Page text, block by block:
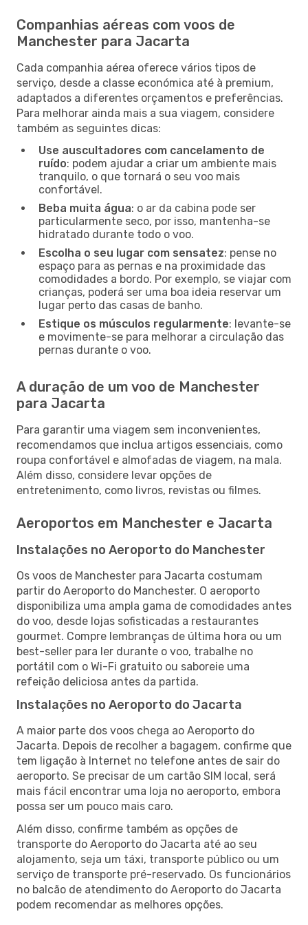
Companhias aéreas com voos de
Manchester para Jacarta
Cada companhia aérea oferece vários tipos de
serviço, desde a classe económica até à premium,
adaptados a diferentes orçamentos e preferências.
Para melhorar ainda mais a sua viagem, considere
também as seguintes dicas:
Use auscultadores com cancelamento de
ruído: podem ajudar a criar um ambiente mais
tranquilo, o que tornará o seu voo mais
confortável.
Beba muita água: o ar da cabina pode ser
particularmente seco, por isso, mantenha-se
hidratado durante todo o voo.
Escolha o seu lugar com sensatez: pense no
espaço para as pernas e na proximidade das
comodidades a bordo. Por exemplo, se viajar com
crianças, poderá ser uma boa ideia reservar um
lugar perto das casas de banho.
Estique os músculos regularmente: levante-se
e movimente-se para melhorar a circulação das
pernas durante o voo.
A duração de um voo de Manchester
para Jacarta
Para garantir uma viagem sem inconvenientes,
recomendamos que inclua artigos essenciais, como
roupa confortável e almofadas de viagem, na mala.
Além disso, considere levar opções de
entretenimento, como livros, revistas ou filmes.
Aeroportos em Manchester e Jacarta
Instalações no Aeroporto do Manchester
Os voos de Manchester para Jacarta costumam
partir do Aeroporto do Manchester. O aeroporto
disponibiliza uma ampla gama de comodidades antes
do voo, desde lojas sofisticadas a restaurantes
gourmet. Compre lembranças de última hora ou um
best-seller para ler durante o voo, trabalhe no
portátil com o Wi-Fi gratuito ou saboreie uma
refeição deliciosa antes da partida.
Instalações no Aeroporto do Jacarta
A maior parte dos voos chega ao Aeroporto do
Jacarta. Depois de recolher a bagagem, confirme que
tem ligação à Internet no telefone antes de sair do
aeroporto. Se precisar de um cartão SIM local, será
mais fácil encontrar uma loja no aeroporto, embora
possa ser um pouco mais caro.
Além disso, confirme também as opções de
transporte do Aeroporto do Jacarta até ao seu
alojamento, seja um táxi, transporte público ou um
serviço de transporte pré-reservado. Os funcionários
no balcão de atendimento do Aeroporto do Jacarta
podem recomendar as melhores opções.